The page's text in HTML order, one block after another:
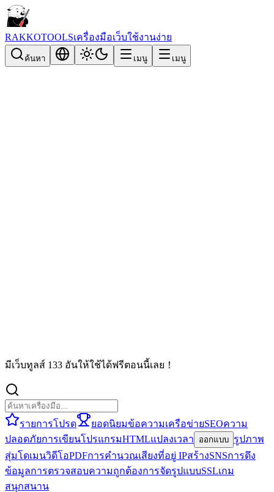
RAKKOTOOLSเครื่องมือเว็บใช้งานง่าย
ค้นหา เมนู เมนู
มีเว็บทูลส์ 133 อันให้ใช้ได้ฟรีตอนนี้เลย！
รายการโปรด ยอดนิยมข้อความเครือข่ายSEOความ
ปลอดภัยการเขียนโปรแกรมHTMLแปลงเวลา ออกแบบ รูปภาพ
สุ่มโดเมนวิดีโอPDFการคำนวณเสียงที่อยู่ IPสร้างSNSการดึง
ข้อมูลการตรวจสอบความถูกต้องการจัดรูปแบบSSLเกม
สนุกสนาน